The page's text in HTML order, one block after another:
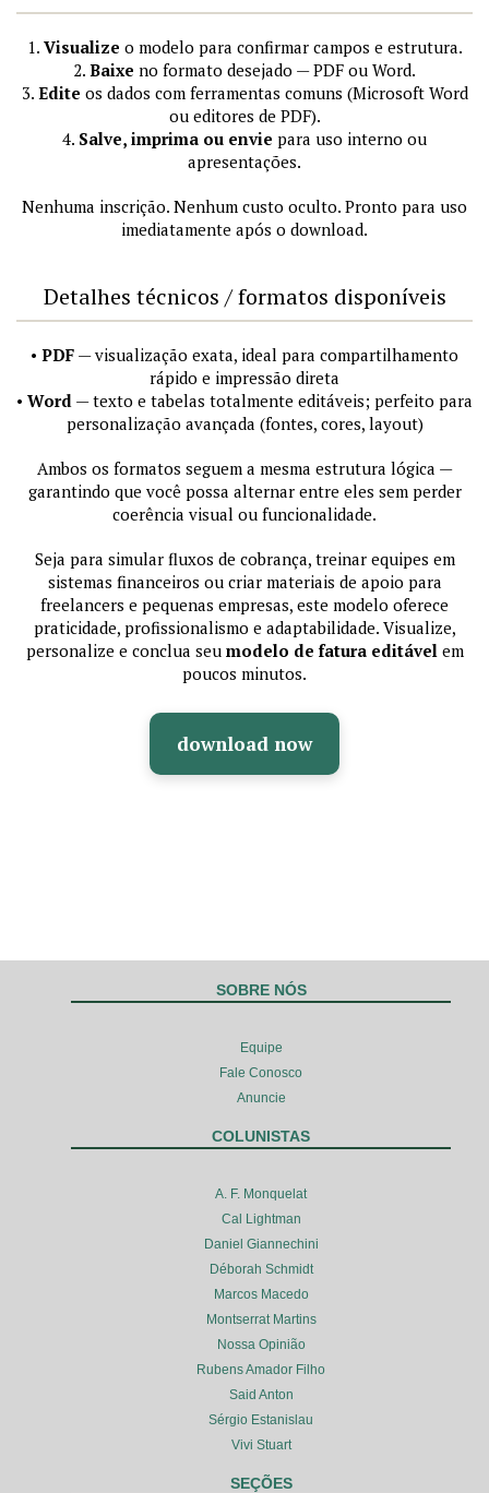
1. Visualize o modelo para confirmar campos e estrutura.
2. Baixe no formato desejado — PDF ou Word.
3. Edite os dados com ferramentas comuns (Microsoft Word
ou editores de PDF).
4. Salve, imprima ou envie para uso interno ou
apresentações.
Nenhuma inscrição. Nenhum custo oculto. Pronto para uso
imediatamente após o download.
Detalhes técnicos / formatos disponíveis
• PDF — visualização exata, ideal para compartilhamento
rápido e impressão direta
• Word — texto e tabelas totalmente editáveis; perfeito para
personalização avançada (fontes, cores, layout)
Ambos os formatos seguem a mesma estrutura lógica —
garantindo que você possa alternar entre eles sem perder
coerência visual ou funcionalidade.
Seja para simular fluxos de cobrança, treinar equipes em
sistemas financeiros ou criar materiais de apoio para
freelancers e pequenas empresas, este modelo oferece
praticidade, profissionalismo e adaptabilidade. Visualize,
personalize e conclua seu modelo de fatura editável em
poucos minutos.
download now
SOBRE NÓS
Equipe
Fale Conosco
Anuncie
COLUNISTAS
A. F. Monquelat
Cal Lightman
Daniel Giannechini
Déborah Schmidt
Marcos Macedo
Montserrat Martins
Nossa Opinião
Rubens Amador Filho
Said Anton
Sérgio Estanislau
Vivi Stuart
SEÇÕES